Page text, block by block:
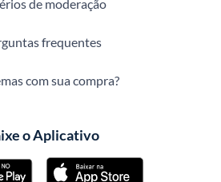
de moderação
frequentes
com sua compra?
o Aplicativo